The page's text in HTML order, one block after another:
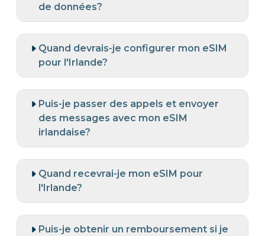
de données?
Quand devrais-je configurer mon eSIM
pour l'Irlande?
Puis-je passer des appels et envoyer
des messages avec mon eSIM
irlandaise?
Quand recevrai-je mon eSIM pour
l'Irlande?
Puis-je obtenir un remboursement si je